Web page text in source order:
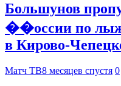
Большунов
��оссии по
в
Матч ТВ8 месяцев спустя 0